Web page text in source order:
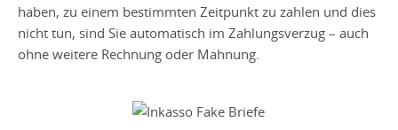
haben, zu einem bestimmten Zeitpunkt zu zahlen und dies
nicht tun, sind Sie automatisch im Zahlungsverzug – auch
ohne weitere Rechnung oder Mahnung.